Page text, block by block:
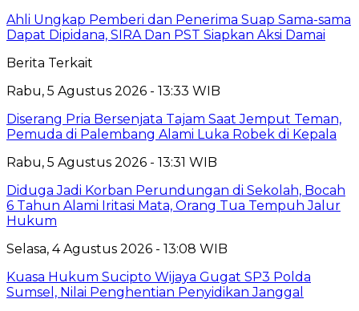
Ahli Ungkap Pemberi dan Penerima Suap Sama-sama
Dapat Dipidana, SIRA Dan PST Siapkan Aksi Damai
Berita Terkait
Rabu, 5 Agustus 2026 - 13:33 WIB
Diserang Pria Bersenjata Tajam Saat Jemput Teman,
Pemuda di Palembang Alami Luka Robek di Kepala
Rabu, 5 Agustus 2026 - 13:31 WIB
Diduga Jadi Korban Perundungan di Sekolah, Bocah
6 Tahun Alami Iritasi Mata, Orang Tua Tempuh Jalur
Hukum
Selasa, 4 Agustus 2026 - 13:08 WIB
Kuasa Hukum Sucipto Wijaya Gugat SP3 Polda
Sumsel, Nilai Penghentian Penyidikan Janggal